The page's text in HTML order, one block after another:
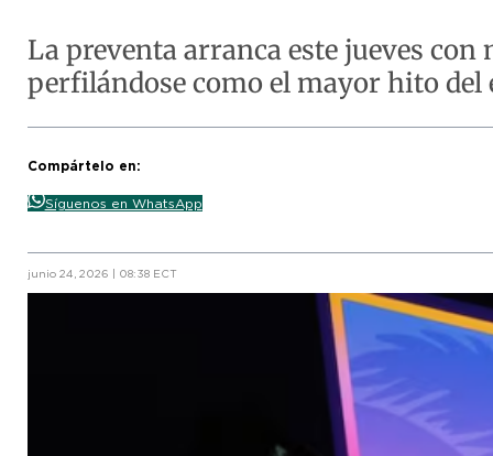
La preventa arranca este jueves
perfilándose como el mayor hito
Compártelo en:
Síguenos en WhatsApp
junio 24, 2026 | 08:38 ECT